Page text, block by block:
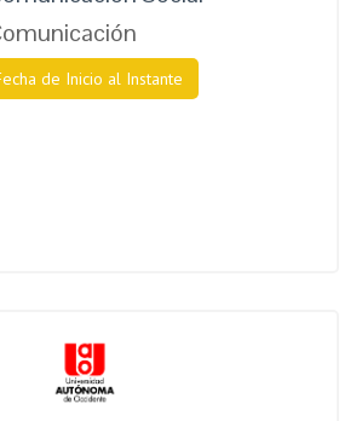
de Inicio al Instante